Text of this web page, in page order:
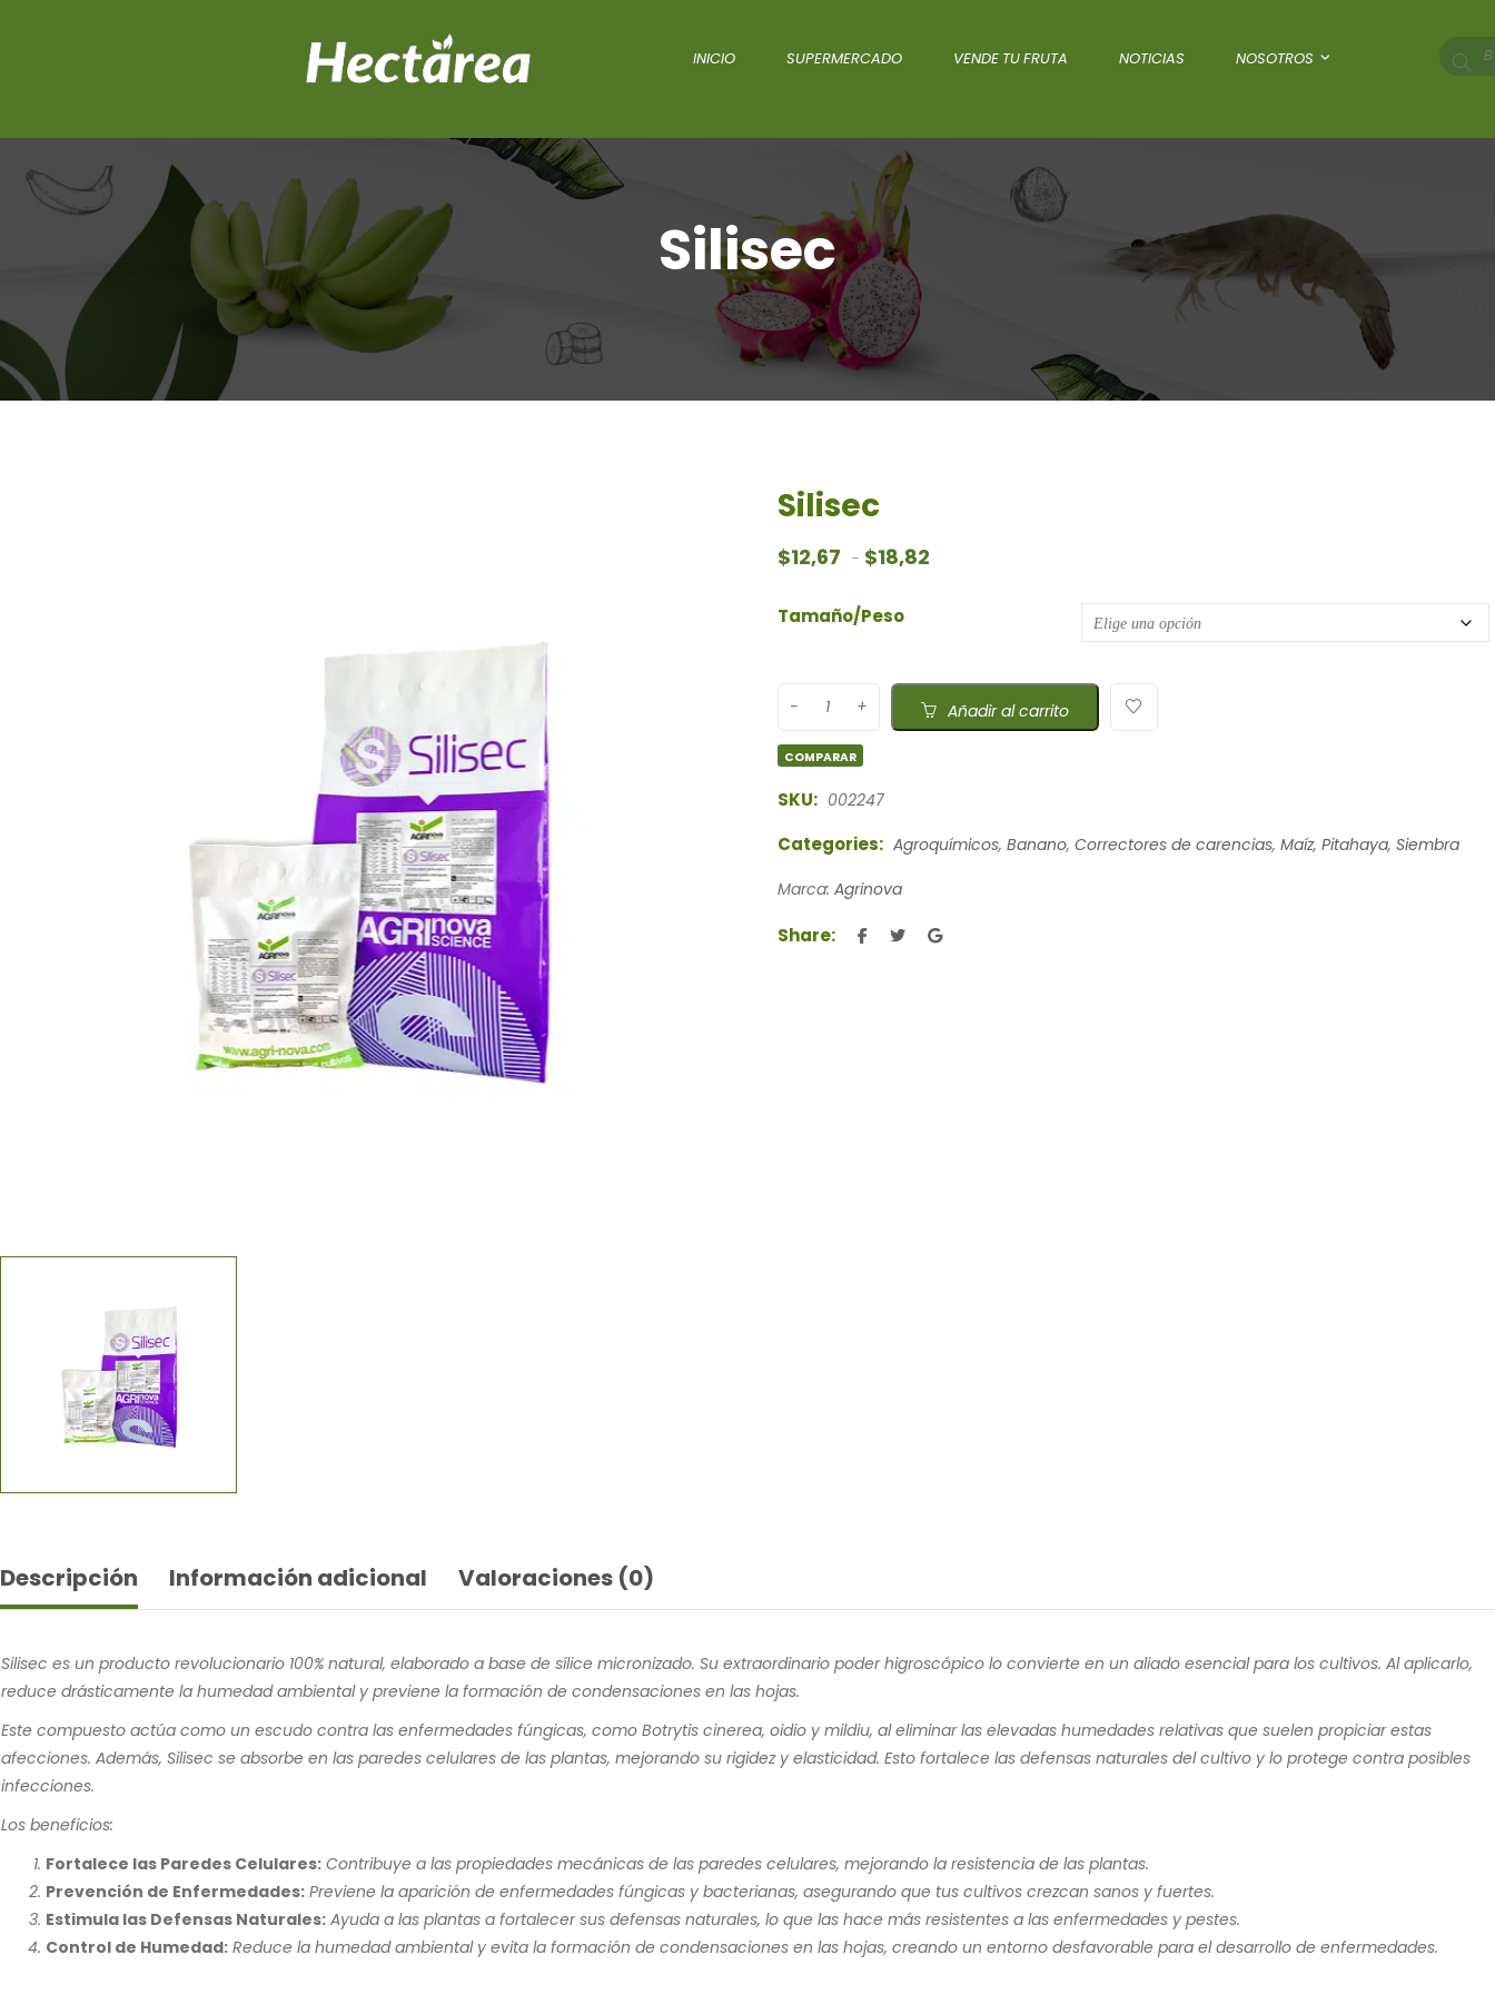
INICIO SUPERMERCADO VENDE TU FRUTA NOTICIAS NOSOTROS
Silisec
Silisec
$12,67 - $18,82
Tamaño/Peso
Añadir al carrito
COMPARAR
SKU: 002247
Categories: Agroquímicos, Banano, Correctores de carencias, Maíz, Pitahaya, Siembra
Marca: Agrinova
Share:
Descripción Información adicional Valoraciones (0)
Silisec es un producto revolucionario 100% natural, elaborado a base de sílice micronizado. Su extraordinario poder higroscópico lo convierte en un aliado esencial para los cultivos. Al aplicarlo,
reduce drásticamente la humedad ambiental y previene la formación de condensaciones en las hojas.
Este compuesto actúa como un escudo contra las enfermedades fúngicas, como Botrytis cinerea, oidio y mildiu, al eliminar las elevadas humedades relativas que suelen propiciar estas
afecciones. Además, Silisec se absorbe en las paredes celulares de las plantas, mejorando su rigidez y elasticidad. Esto fortalece las defensas naturales del cultivo y lo protege contra posibles
infecciones.
Los beneficios:
Fortalece las Paredes Celulares: Contribuye a las propiedades mecánicas de las paredes celulares, mejorando la resistencia de las plantas.
Prevención de Enfermedades: Previene la aparición de enfermedades fúngicas y bacterianas, asegurando que tus cultivos crezcan sanos y fuertes.
Estimula las Defensas Naturales: Ayuda a las plantas a fortalecer sus defensas naturales, lo que las hace más resistentes a las enfermedades y pestes.
Control de Humedad: Reduce la humedad ambiental y evita la formación de condensaciones en las hojas, creando un entorno desfavorable para el desarrollo de enfermedades.